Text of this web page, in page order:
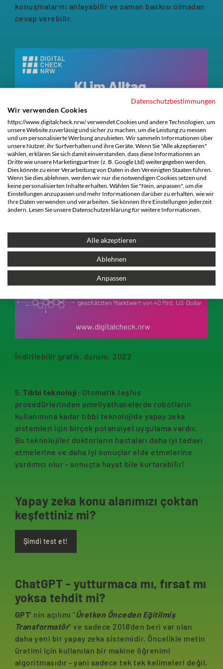
konuşmalarını anlayabilir ve zaman baskısı olmadan
cevap verebilir.
İndirilebilir grafik, durum: 2022
5. Tıbbi teknoloji: Otomatik teşhis
prosedürlerinden ameliyathanelerde robotların
kullanımına kadar tıbbi teknolojide yapay zeka
sistemleri için birçok potansiyel uygulama vardır.
Bu teknolojiler doktorların hastaları daha iyi tedavi
etmelerine ve daha iyi sonuçlar elde etmelerine
yardımcı olur - sonuçta hayat bile kurtarabilir!
Yapay zeka konu alanımızı çoktan
keşfettiniz mi?
Şimdi test et!
ChatGPT - yutturmaca mı, fırsat mı
yoksa tehdit mi?
GPT' nin açılımı "Üretken Önceden Eğitilmiş
Transformatör" ve sadece 2018'den beri var olan
daha yeni bir yapay zeka sistemidir. Öncelikle metin
üretimi için kullanılan bir makine öğrenimi
algoritmasıdır - yani sadece tek tek kelimeleri değil,
Datenschutzbestimmungen
Wir verwenden Cookies
https://www.digitalcheck.nrw/ verwendet Cookies und andere Technologien, um
unsere Website zuverlässig und sicher zu machen, um die Leistung zu messen
und um personalisierte Werbung anzubieten. Wir sammeln Informationen über
unsere Nutzer, ihr Surfverhalten und ihre Geräte. Wenn Sie "Alle akzeptieren"
wählen, erklären Sie sich damit einverstanden, dass diese Informationen an
Dritte wie unsere Marketingpartner (z. B. Google Ltd) weitergegeben werden.
Dies könnte zu einer Verarbeitung von Daten in den Vereinigten Staaten führen.
Wenn Sie dies ablehnen, werden wir nur die notwendigen Cookies setzen und
keine personalisierten Inhalte erhalten. Wählen Sie "Nein, anpassen", um die
Einstellungen anzupassen und mehr Informationen darüber zu erhalten, wie wir
Ihre Daten verwenden und verarbeiten. Sie können Ihre Einstellungen jederzeit
ändern. Lesen Sie unsere Datenschutzerklärung für weitere Informationen.
Alle akzeptieren
Ablehnen
Anpassen